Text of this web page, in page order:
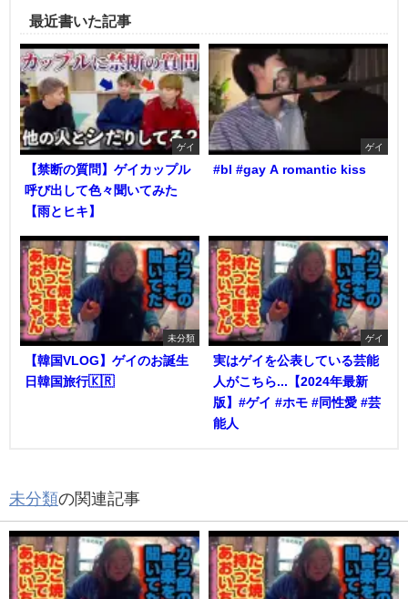
最近書いた記事
ゲイ
【禁断の質問】ゲイカップル
呼び出して色々聞いてみた
【雨とヒキ】
ゲイ
#bl #gay A romantic kiss
未分類
【韓国VLOG】ゲイのお誕生
日韓国旅行🇰🇷
ゲイ
実はゲイを公表している芸能
人がこちら...【2024年最新
版】#ゲイ #ホモ #同性愛 #芸
能人
未分類の関連記事